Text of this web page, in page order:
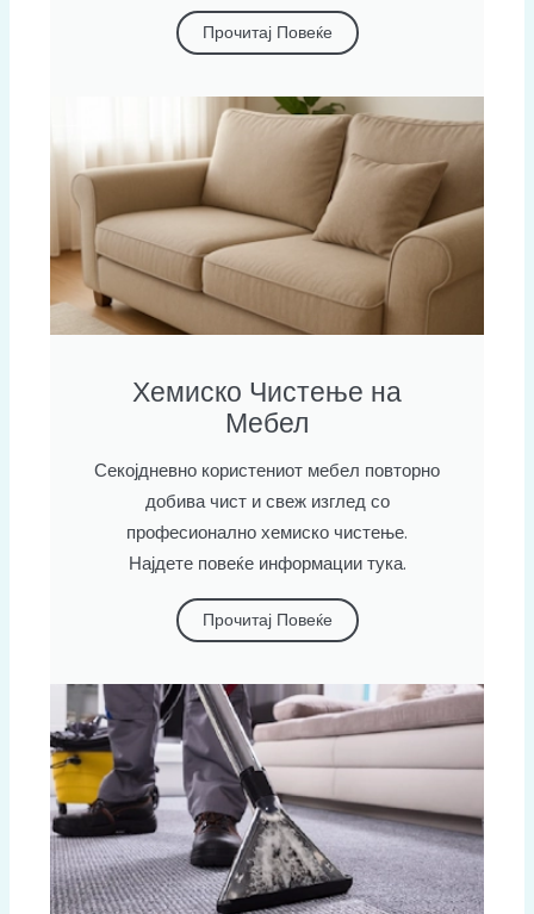
Прочитај Повеќе
Хемиско Чистење на
Мебел
Секојдневно користениот мебел повторно
добива чист и свеж изглед со
професионално хемиско чистење.
Најдете повеќе информации тука.
Прочитај Повеќе